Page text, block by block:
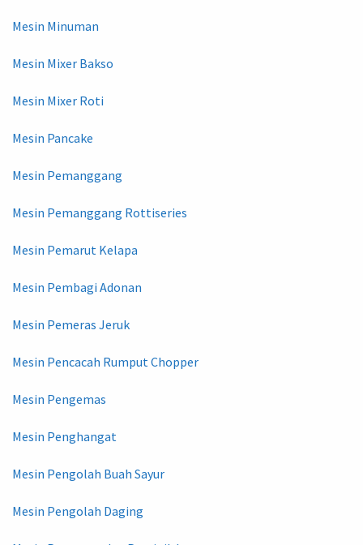
Mesin Minuman
Mesin Mixer Bakso
Mesin Mixer Roti
Mesin Pancake
Mesin Pemanggang
Mesin Pemanggang Rottiseries
Mesin Pemarut Kelapa
Mesin Pembagi Adonan
Mesin Pemeras Jeruk
Mesin Pencacah Rumput Chopper
Mesin Pengemas
Mesin Penghangat
Mesin Pengolah Buah Sayur
Mesin Pengolah Daging